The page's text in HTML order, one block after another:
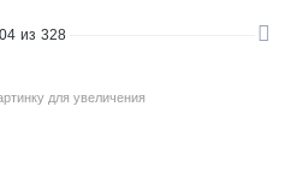
из 328
для увеличения